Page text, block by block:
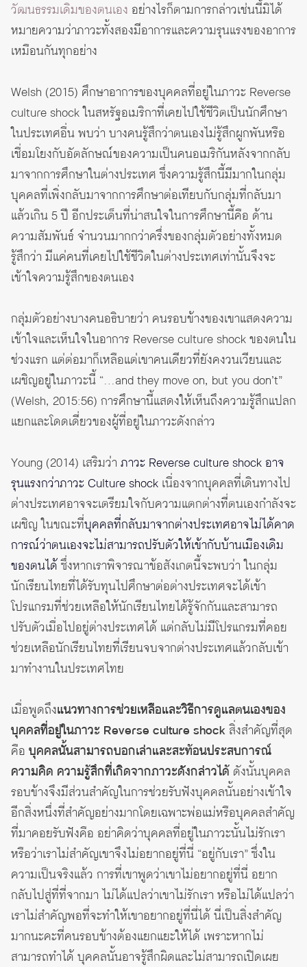
วัฒนธรรมเดิมของตนเอง อย่างไรก็ตามการกล่าวเช่นนี้มิได้
หมายความว่าภาวะทั้งสองมีอาการและความรุนแรงของอาการ
เหมือนกันทุกอย่าง
Welsh (2015) ศึกษาอาการของบุคคลที่อยู่ในภาวะ Reverse
culture shock ในสหรัฐอเมริกาที่เคยไปใช้ชีวิตเป็นนักศึกษา
ในประเทศอื่น พบว่า บางคนรู้สึกว่าตนเองไม่รู้สึกผูกพันหรือ
เชื่อมโยงกับอัตลักษณ์ของความเป็นคนอเมริกันหลังจากกลับ
มาจากการศึกษาในต่างประเทศ ซึ่งความรู้สึกนี้มีมากในกลุ่ม
บุคคลที่เพิ่งกลับมาจากการศึกษาต่อเทียบกับกลุ่มที่กลับมา
แล้วเกิน 5 ปี อีกประเด็นที่น่าสนใจในการศึกษานี้คือ ด้าน
ความสัมพันธ์ จำนวนมากกว่าครึ่งของกลุ่มตัวอย่างทั้งหมด
รู้สึกว่า มีแค่คนที่เคยไปใช้ชีวิตในต่างประเทศเท่านั้นจึงจะ
เข้าใจความรู้สึกของตนเอง
กลุ่มตัวอย่างบางคนอธิบายว่า คนรอบข้างของเขาแสดงความ
เข้าใจและเห็นใจในอาการ Reverse culture shock ของตนใน
ช่วงแรก แต่ต่อมาก็เหลือแต่เขาคนเดียวที่ยังคงวนเวียนและ
เผชิญอยู่ในภาวะนี้ “…and they move on, but you don’t”
(Welsh, 2015:56) การศึกษานี้แสดงให้เห็นถึงความรู้สึกแปลก
แยกและโดดเดี่ยวของผู้ที่อยู่ในภาวะดังกล่าว
Young (2014) เสริมว่า ภาวะ Reverse culture shock อาจ
รุนแรงกว่าภาวะ Culture shock เนื่องจากบุคคลที่เดินทางไป
ต่างประเทศอาจจะเตรียมใจกับความแตกต่างที่ตนเองกำลังจะ
เผชิญ ในขณะที่บุคคลที่กลับมาจากต่างประเทศอาจไม่ได้คาด
การณ์ว่าตนเองจะไม่สามารถปรับตัวให้เข้ากับบ้านเมืองเดิม
ของตนได้ซึ่งหากเราพิจารณาข้อสังเกตนี้จะพบว่า ในกลุ่ม
นักเรียนไทยที่ได้รับทุนไปศึกษาต่อต่างประเทศจะได้เข้า
โปรแกรมที่ช่วยเหลือให้นักเรียนไทยได้รู้จักกันและสามารถ
ปรับตัวเมื่อไปอยู่ต่างประเทศได้ แต่กลับไม่มีโปรแกรมที่คอย
ช่วยเหลือนักเรียนไทยที่เรียนจบจากต่างประเทศแล้วกลับเข้า
มาทำงานในประเทศไทย
เมื่อพูดถึงแนวทางการช่วยเหลือและวิธีการดูแลตนเองของ
บุคคลที่อยู่ในภาวะ Reverse culture shockสิ่งสำคัญที่สุด
คือ บุคคลนั้นสามารถบอกเล่าและสะท้อนประสบการณ์
ความคิด ความรู้สึกที่เกิดจากภาวะดังกล่าวได้ ดังนั้นบุคคล
รอบข้างจึงมีส่วนสำคัญในการช่วยรับฟังบุคคลนั้นอย่างเข้าใจ
อีกสิ่งหนึ่งที่สำคัญอย่างมากโดยเฉพาะพ่อแม่หรือบุคคลสำคัญ
ที่มาคอยรับฟังคือ อย่าคิดว่าบุคคลที่อยู่ในภาวะนั้นไม่รักเรา
หรือว่าเราไม่สำคัญเขาจึงไม่อยากอยู่ที่นี่ “อยู่กับเรา” ซึ่งใน
ความเป็นจริงแล้ว การที่เขาพูดว่าเขาไม่อยากอยู่ที่นี่ อยาก
กลับไปสู่ที่ที่จากมา ไม่ได้แปลว่าเขาไม่รักเรา หรือไม่ได้แปลว่า
เราไม่สำคัญพอที่จะทำให้เขาอยากอยู่ที่นี่ได้ นี่เป็นสิ่งสำคัญ
มากนะคะที่คนรอบข้างต้องแยกแยะให้ได้ เพราะหากไม่
สามารถทำได้ บุคคลนั้นอาจรู้สึกผิดและไม่สามารถเปิดเผย